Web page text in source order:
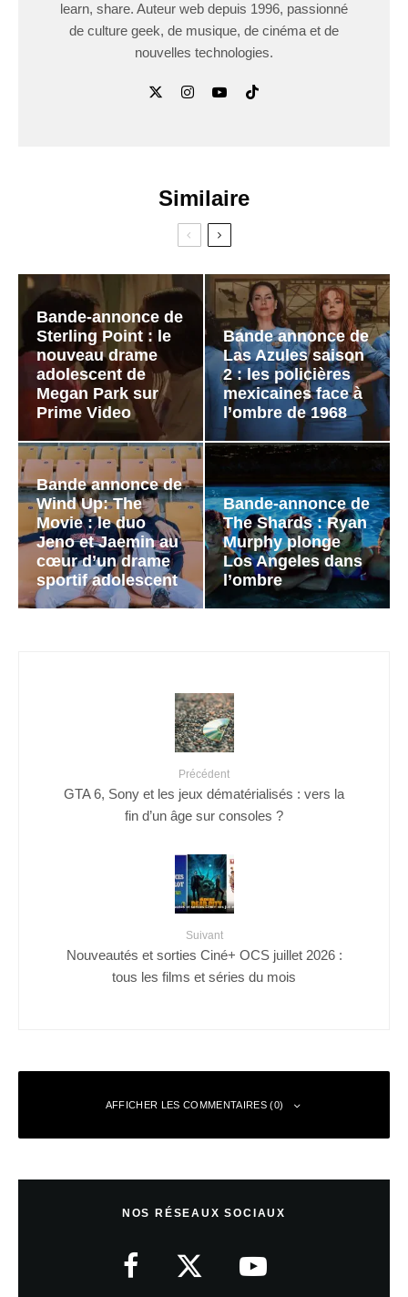
learn, share. Auteur web depuis 1996, passionné
de culture geek, de musique, de cinéma et de
nouvelles technologies.
Similaire
Bande-annonce de
Sterling Point : le
nouveau drame
adolescent de
Megan Park sur
Prime Video
Bande annonce de
Las Azules saison
2 : les policières
mexicaines face à
l’ombre de 1968
Bande annonce de
Wind Up: The
Movie : le duo
Jeno et Jaemin au
cœur d’un drame
sportif adolescent
Bande-annonce de
The Shards : Ryan
Murphy plonge
Los Angeles dans
l’ombre
Précédent
GTA 6, Sony et les jeux dématérialisés : vers la
fin d’un âge sur consoles ?
Suivant
Nouveautés et sorties Ciné+ OCS juillet 2026 :
tous les films et séries du mois
AFFICHER LES COMMENTAIRES (0)
NOS RÉSEAUX SOCIAUX